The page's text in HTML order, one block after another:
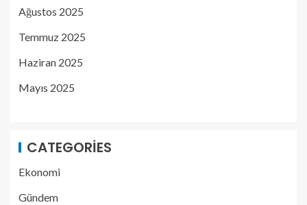
Ağustos 2025
Temmuz 2025
Haziran 2025
Mayıs 2025
CATEGORIES
Ekonomi
Gündem